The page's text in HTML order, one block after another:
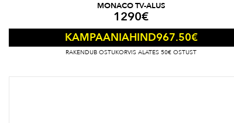
MONACO TV-ALUS
1290€
KAMPAANIAHIND967.50€
RAKENDUB OSTUKORVIS ALATES 50€ OSTUST